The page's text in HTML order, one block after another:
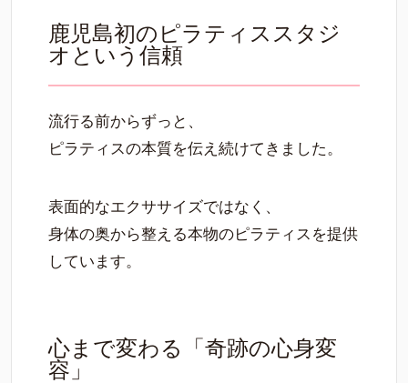
鹿児島初のピラティススタジ
オという信頼
流行る前からずっと、
ピラティスの本質を伝え続けてきました。
表面的なエクササイズではなく、
身体の奥から整える本物のピラティスを提供
しています。
心まで変わる「奇跡の心身変
容」